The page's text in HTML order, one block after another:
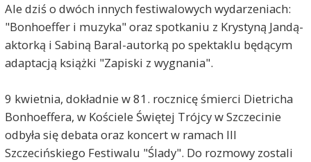
Ale dziś o dwóch innych festiwalowych wydarzeniach:
"Bonhoeffer i muzyka" oraz spotkaniu z Krystyną Jandą-
aktorką i Sabiną Baral-autorką po spektaklu będącym
adaptacją książki "Zapiski z wygnania".
9 kwietnia, dokładnie w 81. rocznicę śmierci Dietricha
Bonhoeffera, w Kościele Świętej Trójcy w Szczecinie
odbyła się debata oraz koncert w ramach III
Szczecińskiego Festiwalu "Ślady". Do rozmowy zostali